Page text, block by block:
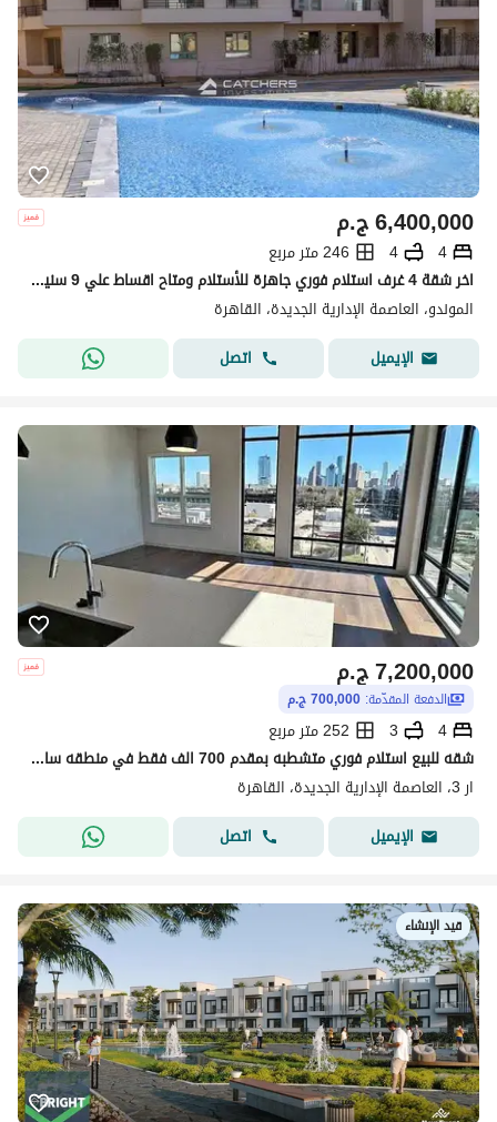
ج.م6,400,000
4
4
246 متر مربع
اخر شقة 4 غرف استلام فوري جاهزة للأستلام ومتاح اقساط علي 9 سنين في قلب العاصمة الإدارية
الموندو، العاصمة الإدارية الجديدة، القاهرة
الإيميل
اتصل
ج.م7,200,000
الدفعة المقدّمة: 700,000 ج.م
4
3
252 متر مربع
شقه للبيع استلام فوري متشطبه بمقدم 700 الف فقط في منطقه ساكنه وعايشه والباقي ع اطول فتره سداد في العاصمه الاداريه في- جيد بارك jade park - في R3
ار 3، العاصمة الإدارية الجديدة، القاهرة
الإيميل
اتصل
قيد الإنشاء